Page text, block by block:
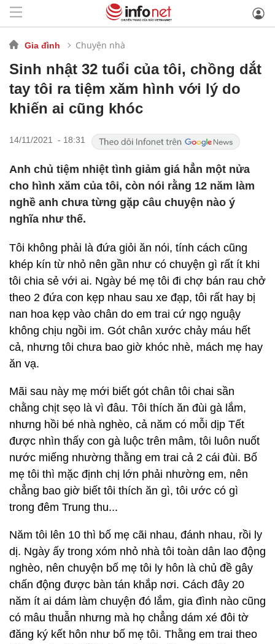
Gia đình Chuyện nhà
Sinh nhật 32 tuổi của tôi, chồng dắt
tay tôi ra tiệm xăm hình với lý do
khiến ai cũng khóc
14/11/2021 - 18:31
Anh chủ tiệm nhiệt tình giảm giá hẳn một nửa
cho hình xăm của tôi, còn nói rằng 12 năm làm
nghề anh chưa từng gặp câu chuyện nào ý
nghĩa như thế.
Tôi không phải là đứa giỏi ăn nói, tính cách cũng
khép kín từ nhỏ nên gần như có chuyện gì rất ít khi
tôi chia sẻ với ai. Ngày bé mẹ tôi đi chợ bán rau chở
theo 2 đứa con kẹp nhau sau xe đạp, tôi rất hay bị
nan hoa kẹp vào chân do em trai cứ ngọ nguậy
không chịu ngồi im. Gót chân xước chảy máu hết
cả, nhưng tôi chưa bao giờ khóc nhè, mách mẹ hay
ăn vạ.
Mãi sau này mẹ mới biết gót chân tôi chai sần
chằng chịt sẹo là vì đâu. Tôi thích ăn đùi gà lắm,
nhưng hồi bé nhà nghèo, cả năm có mỗi dịp Tết
được nhìn thấy con gà luộc trên mâm, tôi luôn nuốt
nước miếng nhường thằng em trai cả 2 cái đùi. Bố
mẹ tôi thì mặc định chị lớn phải nhường em, nên
chẳng bao giờ biết tôi thích ăn gì, tôi ước có gì
trong đêm Trung thu...
Năm tôi lên 10 thì bố mẹ cãi nhau, đánh nhau, rồi ly
dị. Ngày ấy trong xóm nhỏ nhà tôi toàn dân lao động
nghèo, nên chuyện bố mẹ tôi ly hôn là chủ đề gây
chấn động được bàn tán khắp nơi. Cách đây 20
năm ít ai dám làm chuyện đó lắm, gia đình nào cũng
có mâu thuẫn nhưng mà họ chẳng dám xé đôi tờ
đăng ký kết hôn như bố mẹ tôi. Thằng em trai theo